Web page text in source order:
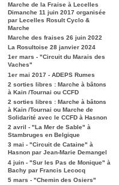
Marche de la Fraise à Lecelles
Dimanche 11 juin 2017 organisée
par Lecelles Rosult Cyclo &
Marche
Marche des fraises 26 juin 2022
La Rosultoise 28 janvier 2024
1er mars - "Circuit du Marais des
Vaches"
1er mai 2017 - ADEPS Rumes
2 sorties libres : Marche à bâtons
à Kain /Tournai ou CCFD
2 sorties libres : Marche à bâtons
à Kain /Tournai ou Marche de
Solidarité avec le CCFD à Hasnon
2 avril - "La Mer de Sable" à
Stambruges en Belgique
3 mai - "Circuit de Cataine" à
Hasnon par Jean-Marie Demangel
4 juin - "Sur les Pas de Monique" à
Bachy par Francis Lecocq
5 mars - "Chemin des Osiers"